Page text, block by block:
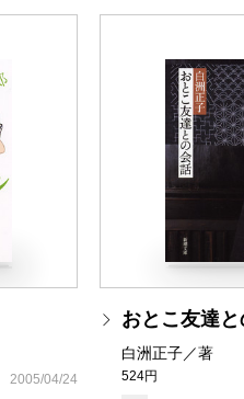
2005/04/24
おとこ友達
白洲正子／著
524円